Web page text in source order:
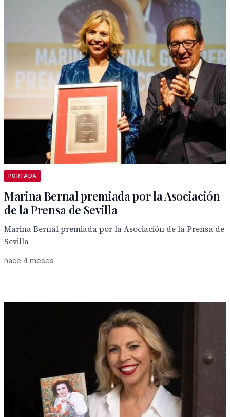
PORTADA
Marina Bernal premiada por la Asociación
de la Prensa de Sevilla
Marina Bernal premiada por la Asociación de la Prensa de
Sevilla
hace 4 meses